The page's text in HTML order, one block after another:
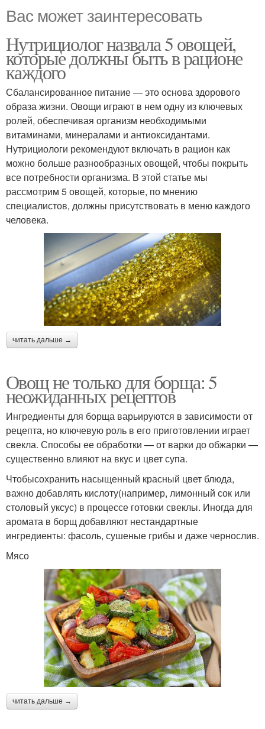
Вас может заинтересовать
Нутрициолог назвала 5 овощей,
которые должны быть в рационе
каждого
Сбалансированное питание — это основа здорового
образа жизни. Овощи играют в нем одну из ключевых
ролей, обеспечивая организм необходимыми
витаминами, минералами и антиоксидантами.
Нутрициологи рекомендуют включать в рацион как
можно больше разнообразных овощей, чтобы покрыть
все потребности организма. В этой статье мы
рассмотрим 5 овощей, которые, по мнению
специалистов, должны присутствовать в меню каждого
человека.
читать дальше →
Овощ не только для борща: 5
неожиданных рецептов
Ингредиенты для борща варьируются в зависимости от
рецепта, но ключевую роль в его приготовлении играет
свекла. Способы ее обработки — от варки до обжарки —
существенно влияют на вкус и цвет супа.
Чтобысохранить насыщенный красный цвет блюда,
важно добавлять кислоту(например, лимонный сок или
столовый уксус) в процессе готовки свеклы. Иногда для
аромата в борщ добавляют нестандартные
ингредиенты: фасоль, сушеные грибы и даже чернослив.
Мясо
читать дальше →